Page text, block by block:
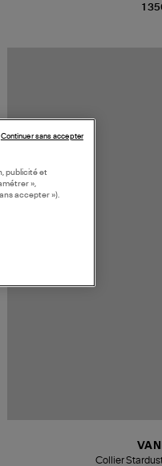
1
Collier
publicité et
»,
accepter »).
Continuer sans accepter